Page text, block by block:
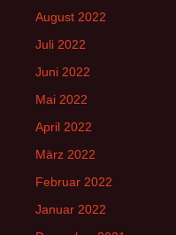
August 2022
Juli 2022
Juni 2022
Mai 2022
April 2022
März 2022
Februar 2022
Januar 2022